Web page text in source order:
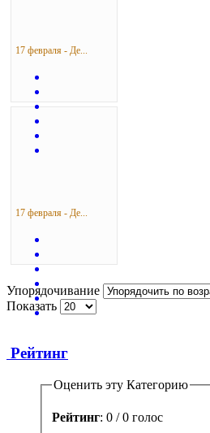
17 февраля - Де...
17 февраля - Де...
Упорядочивание
Показать
Рейтинг
Оценить эту Категорию
Рейтинг: 0 / 0 голос